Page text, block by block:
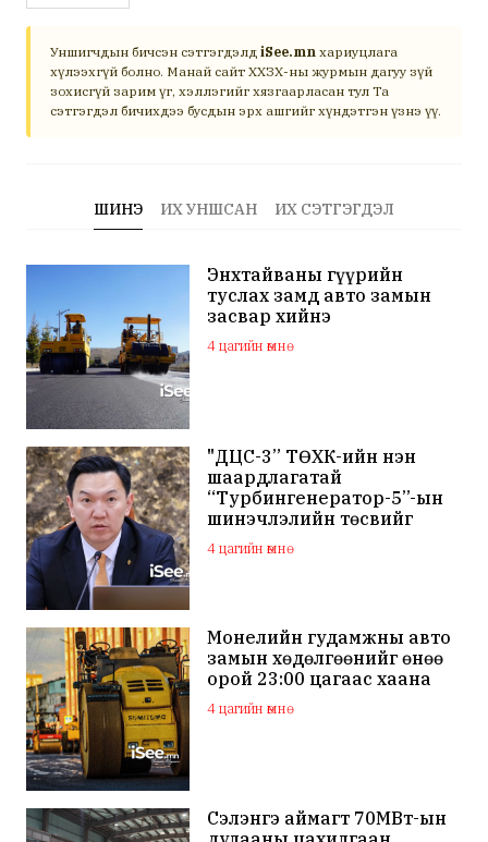
Уншигчдын бичсэн сэтгэгдэлд iSee.mn хариуцлага
хүлээхгүй болно. Манай сайт ХХЗХ-ны журмын дагуу зүй
зохисгүй зарим үг, хэллэгийг хязгаарласан тул Та
сэтгэгдэл бичихдээ бусдын эрх ашгийг хүндэтгэн үзнэ үү.
ШИНЭ ИХ УНШСАН ИХ СЭТГЭГДЭЛ
Энхтайваны гүүрийн
туслах замд авто замын
засвар хийнэ
4 цагийн өмнө
"ДЦС-3” ТӨХК-ийн нэн
шаардлагатай
“Турбингенератор-5”-ын
шинэчлэлийн төсвийг
шийдвэрлэхээр болов
4 цагийн өмнө
Монелийн гудамжны авто
замын хөдөлгөөнийг өнөө
орой 23:00 цагаас хаана
4 цагийн өмнө
Сэлэнгэ аймагт 70МВт-ын